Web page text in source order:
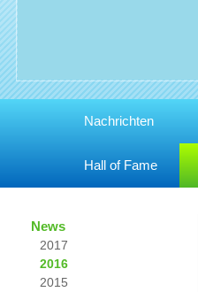
Nachrichten
Hall of Fame
News
2017
2016
2015